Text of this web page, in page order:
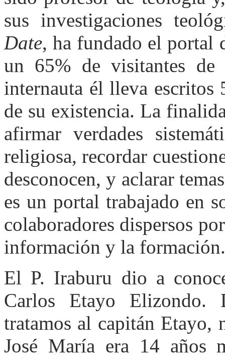
sus investigaciones
Date, ha fundado el portal
un 65% de visitantes de
internauta él lleva escritos
de su existencia. La
afirmar verdades
religiosa, recordar
desconocen, y aclarar
es un portal trabajado en
colaboradores dispersos
información y la formación.
El P. Iraburu dio a
Carlos Etayo Elizondo.
tratamos al capitán Etayo,
José María era 14 años